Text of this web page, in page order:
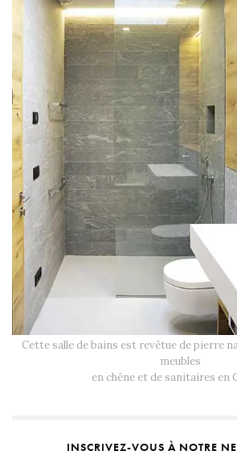
Cette salle de bains est revêtue de pierre
meubles
en chêne et de sanitaires en
INSCRIVEZ-VOUS À NOTRE